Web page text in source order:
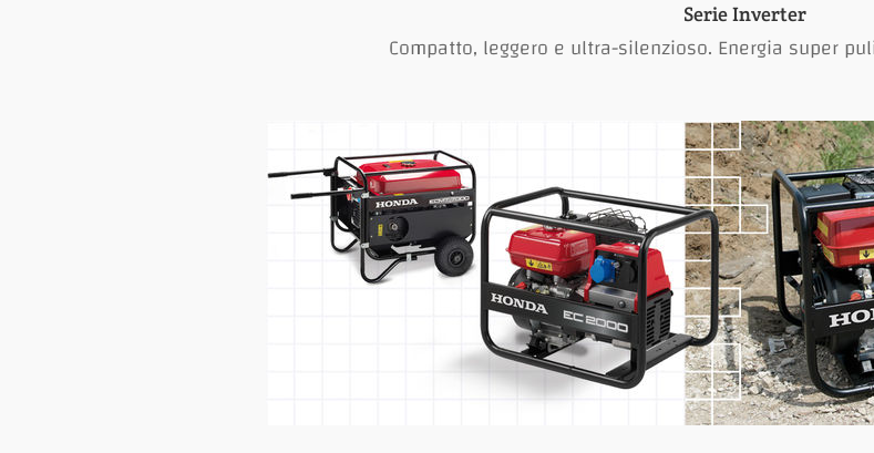
Serie Inverter
Compatto, leggero e ultra-silenzioso. Energia super